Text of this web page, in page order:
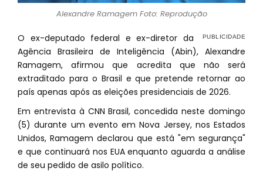
Alexandre Ramagem Foto: Reprodução
O ex-deputado federal e ex-diretor da
Agência Brasileira de Inteligência (Abin), Alexandre
Ramagem, afirmou que acredita que não será
extraditado para o Brasil e que pretende retornar ao
país apenas após as eleições presidenciais de 2026.
Em entrevista à CNN Brasil, concedida neste domingo
(5) durante um evento em Nova Jersey, nos Estados
Unidos, Ramagem declarou que está "em segurança"
e que continuará nos EUA enquanto aguarda a análise
de seu pedido de asilo político.